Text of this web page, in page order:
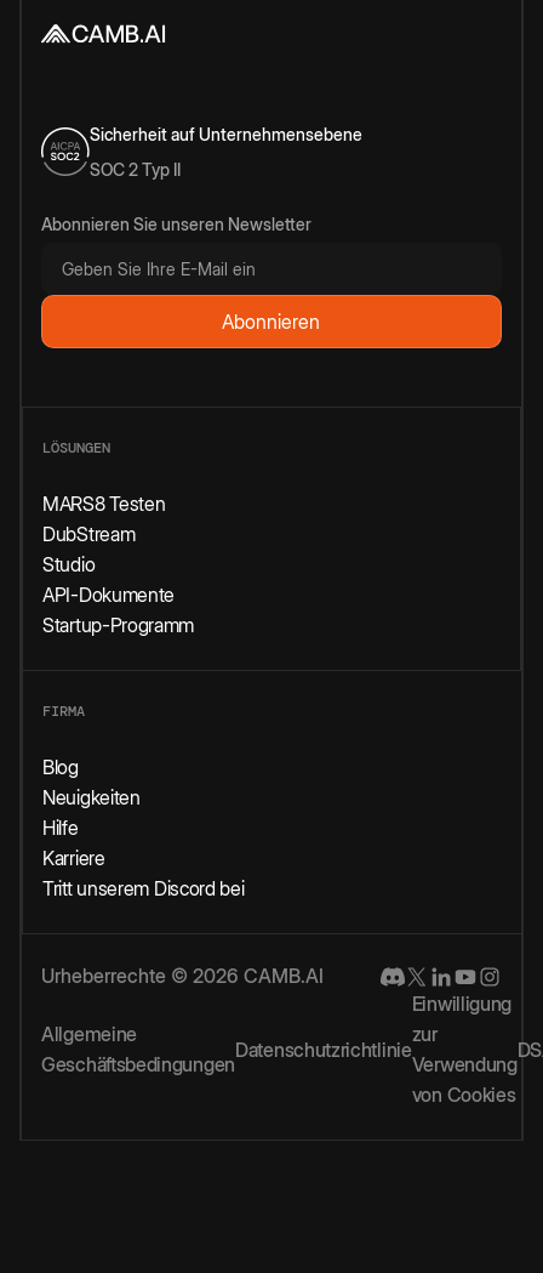
Sicherheit auf Unternehmensebene
SOC 2 Typ II
Abonnieren Sie unseren Newsletter
LÖSUNGEN
MARS8 Testen
DubStream
Studio
API-Dokumente
Startup-Programm
FIRMA
Blog
Neuigkeiten
Hilfe
Karriere
Tritt unserem Discord bei
Urheberrechte © 2026 CAMB.AI
Allgemeine
Geschäftsbedingungen
Datenschutzrichtlinie
Einwilligung
zur
Verwendung
von Cookies